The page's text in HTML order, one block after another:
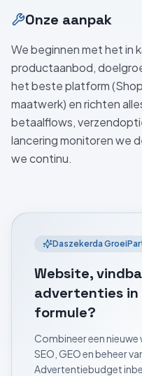
Onze aanpak
We beginnen met het in
productaanbod,
het beste platform
maatwerk) en richten
betaalflows,
lancering monitoren we
we continu.
Daszekerda
Website,
advertenties
formule?
Combineer een
SEO, GEO en beheer
Advertentiebudget